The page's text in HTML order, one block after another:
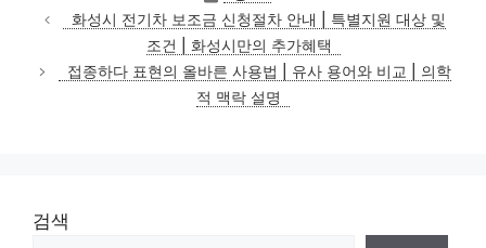
테
고
리
화성시 전기차 보조금 신청절차 안내 | 특별지원 대상 및
조건 | 화성시만의 추가혜택
접종하다 표현의 올바른 사용법 | 유사 용어와 비교 | 의학
적 맥락 설명
검색